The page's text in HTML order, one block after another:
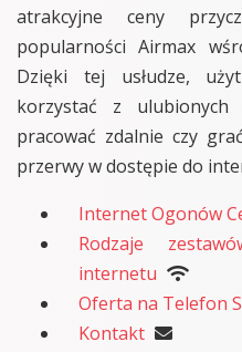
atrakcyjne ceny
popularności Airmax
Dzięki tej usłudze,
korzystać z ulubionych
pracować zdalnie czy
przerwy w dostępie do
Internet Ogonów
Rodzaje
internetu
Oferta na Telefon
Kontakt